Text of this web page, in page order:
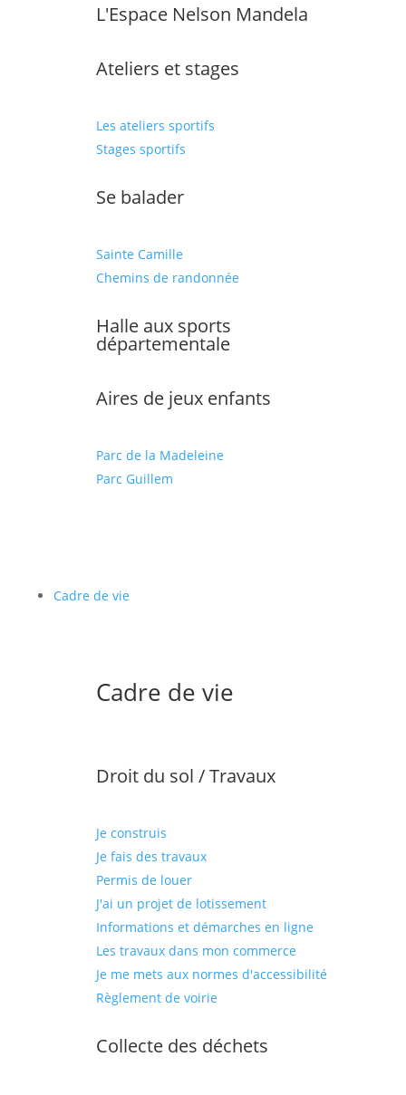
L'Espace Nelson Mandela
Ateliers et stages
Les ateliers sportifs
Stages sportifs
Se balader
Sainte Camille
Chemins de randonnée
Halle aux sports
départementale
Aires de jeux enfants
Parc de la Madeleine
Parc Guillem
Cadre de vie
Cadre de vie
Droit du sol / Travaux
Je construis
Je fais des travaux
Permis de louer
J'ai un projet de lotissement
Informations et démarches en ligne
Les travaux dans mon commerce
Je me mets aux normes d'accessibilité
Règlement de voirie
Collecte des déchets